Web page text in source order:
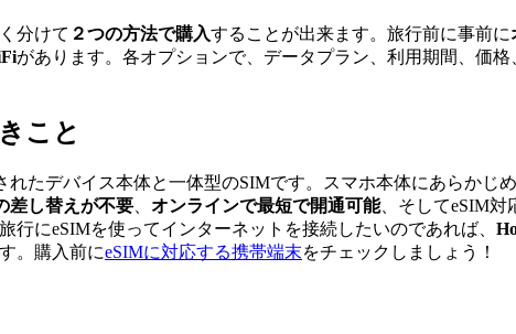
分けて ２つの方法で購入することが出来ます。旅行前に事前に
があります。各オプションで、データプラン、利用期間、価
こと
れたデバイス本体と一体型のSIMです。スマホ本体にあらか
差し替えが不要 オンラインで最短で開通可能、そしてeSIM対
にeSIMを使ってインターネットを接続したいのであれば、
。購入前にeSIMに対応する携帯端末をチェックしましょう！